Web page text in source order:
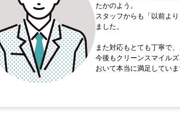
たかのよう。
スタッフからも「以前よ
ました。
また対応もとても丁寧で
今後もクリーンスマイル
おいて本当に満足していま